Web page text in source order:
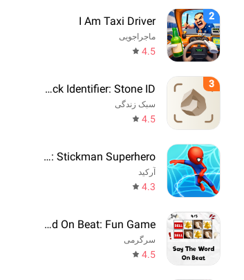
2
I Am Taxi Driver
ماجراجویی
4.5
3
Rock Identifier: Stone ID
سبک زندگی
4.5
Web Master: Stickman Superhero
آرکید
4.3
Say The Word On Beat: Fun Game
سرگرمی
4.5